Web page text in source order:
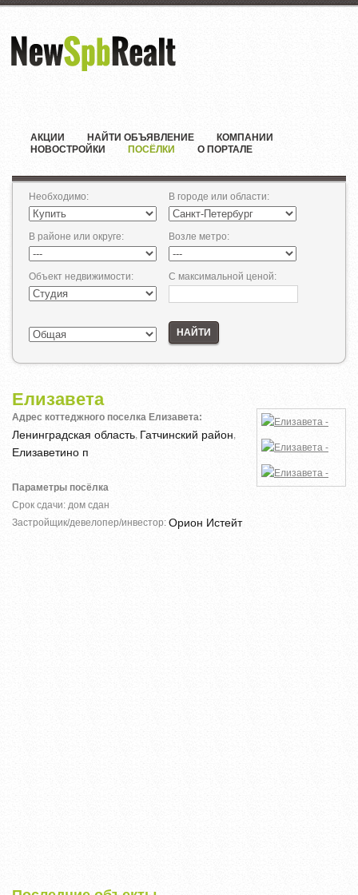
АКЦИИ НАЙТИ ОБЪЯВЛЕНИЕ
КОМПАНИИ
НОВОСТРОЙКИ
ПОСЁЛКИ О ПОРТАЛЕ
Необходимо: В городе или области:
В районе или округе: Возле метро:
Объект недвижимости: С максимальной ценой:
НАЙТИ
Елизавета
Адрес коттеджного поселка Елизавета:
Ленинградская область Гатчинский район
Елизаветино п
Параметры посёлка
Срок сдачи: дом сдан
Застройщик/девелопер/инвестор: Орион Истейт